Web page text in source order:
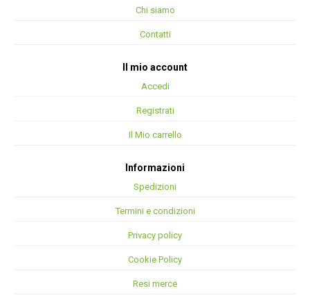
Chi siamo
Contatti
Il mio account
Accedi
Registrati
Il Mio carrello
Informazioni
Spedizioni
Termini e condizioni
Privacy policy
Cookie Policy
Resi merce